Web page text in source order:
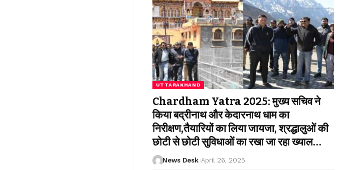
UTTARAKHAND
Chardham Yatra 2025: मुख्य सचिव ने
किया बद्रीनाथ और केदारनाथ धाम का
निरीक्षण,तैयारियों का लिया जायजा, श्रद्धालुओं की
छोटी से छोटी सुविधाओं का रखा जा रहा ख्याल…
News Desk April 26, 2025